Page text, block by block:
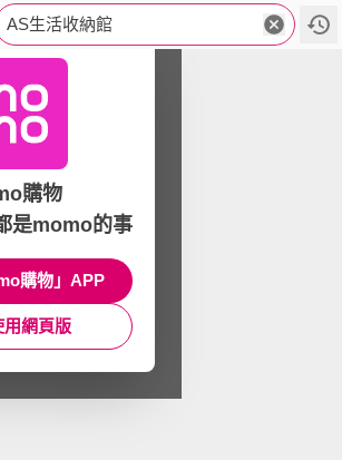
AS生活收納館
購物
是momo的事
購物」APP
用網頁版